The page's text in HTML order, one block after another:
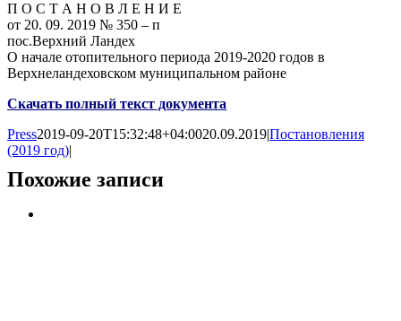
П О С Т А Н О В Л Е Н И Е
от 20. 09. 2019 № 350 – п
пос.Верхний Ландех
О начале отопительного периода 2019-2020 годов в
Верхнеландеховском муниципальном районе
Скачать полный текст документа
Press2019-09-20T15:32:48+04:0020.09.2019|Постановления
(2019 год)|
Похожие записи